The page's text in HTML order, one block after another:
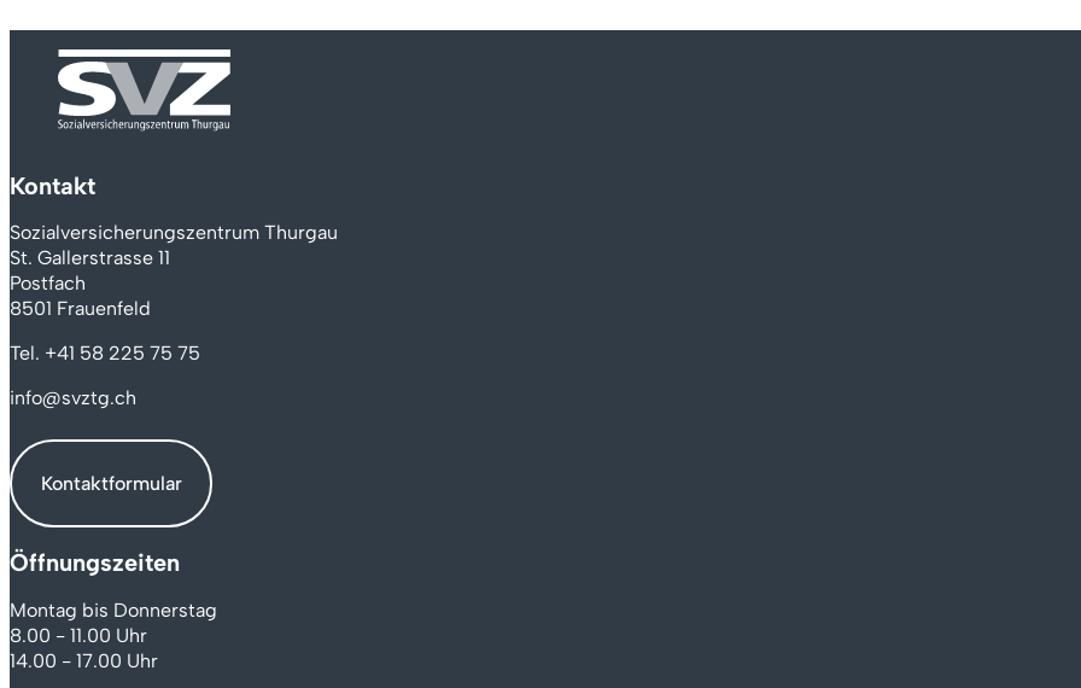
Kontakt
Sozialversicherungszentrum Thurgau
St. Gallerstrasse 11
Postfach
8501 Frauenfeld
Tel. +41 58 225 75 75
info@svztg.ch
Kontaktformular
Öffnungszeiten
Montag bis Donnerstag
8.00 - 11.00 Uhr
14.00 - 17.00 Uhr